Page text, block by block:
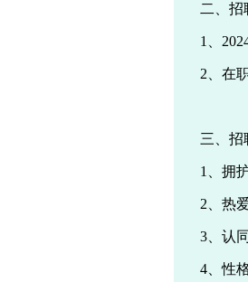
二、 招
1、
2、 在
三、 招
1、 拥
2、 热
3、 认
4、性